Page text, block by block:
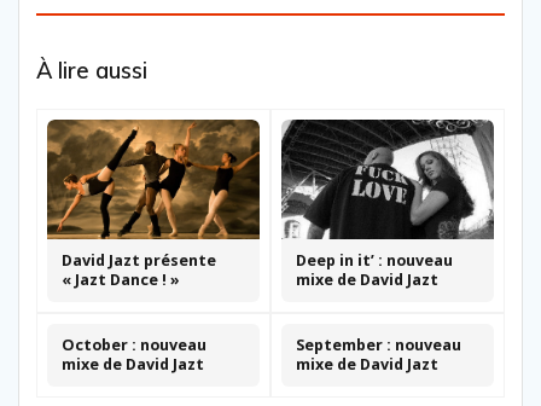
À lire aussi
David Jazt présente
« Jazt Dance ! »
Deep in it’ : nouveau
mixe de David Jazt
October : nouveau
mixe de David Jazt
September : nouveau
mixe de David Jazt